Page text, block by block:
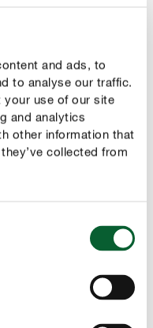
and ads, to
to analyse our traffic.
your use of our site
and analytics
other information that
collected from
na spodniej
larwysą początkowo
i w trakcie rozwoju
larwy można
korpusie z
Na
początku
młodych roślin
trwa do 14
składania jaj. Każda